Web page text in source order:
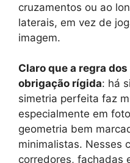
cruzamentos ou ao
laterais, em vez de
imagem.
Claro que a regra
obrigação rígida: há
simetria perfeita faz
especialmente em
geometria bem
minimalistas. Nesses
corredores, fachadas